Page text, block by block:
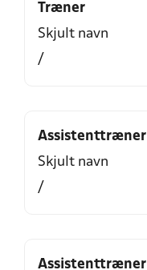
Træner
Skjult navn
/
Assistenttræner
Skjult navn
/
Assistenttræner